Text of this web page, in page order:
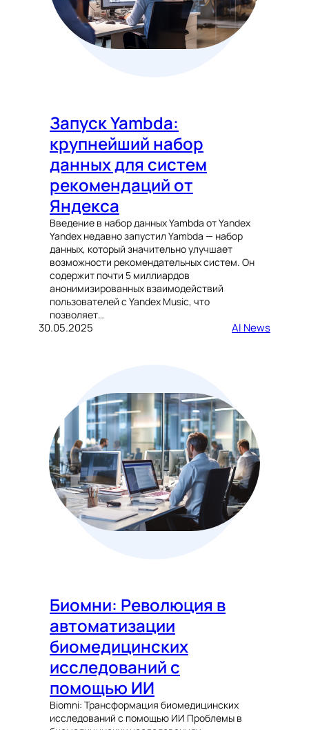
Запуск Yambda:
крупнейший набор
данных для систем
рекомендаций от
Яндекса
Введение в набор данных Yambda от Yandex
Yandex недавно запустил Yambda — набор
данных, который значительно улучшает
возможности рекомендательных систем. Он
содержит почти 5 миллиардов
анонимизированных взаимодействий
пользователей с Yandex Music, что
позволяет…
30.05.2025 AI News
Биомни: Революция в
автоматизации
биомедицинских
исследований с
помощью ИИ
Biomni: Трансформация биомедицинских
исследований с помощью ИИ Проблемы в